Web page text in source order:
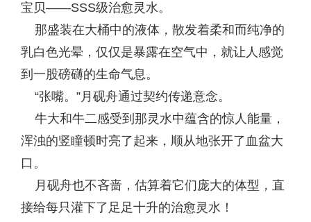
宝贝——SSS级治愈灵水。
那盛装在大桶中的液体，散发着柔和而纯净的
乳白色光晕，仅仅是暴露在空气中，就让人感觉
到一股磅礴的生命气息。
“张嘴。”月砚舟通过契约传递意念。
牛大和牛二感受到那灵水中蕴含的惊人能量，
浑浊的竖瞳顿时亮了起来，顺从地张开了血盆大
口。
月砚舟也不吝啬，估算着它们庞大的体型，直
接给每只灌下了足足十升的治愈灵水！